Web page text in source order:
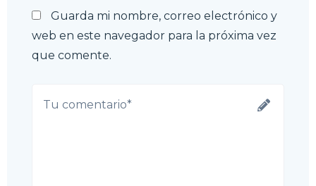
Guarda mi nombre, correo electrónico y
web en este navegador para la próxima vez
que comente.